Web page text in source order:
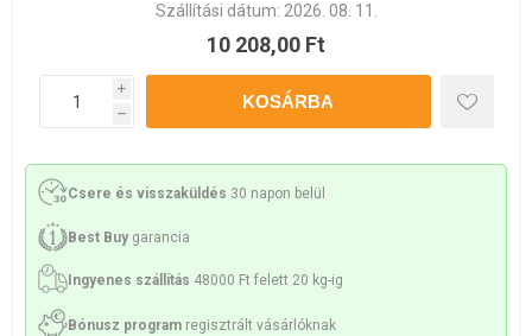
Szállítási dátum: 2026. 08. 11.
10 208,00 Ft
i
h
Csere és visszaküldés 30 napon belül
Best Buy garancia
Ingyenes szállítás 48000 Ft felett 20 kg-ig
Bónusz program regisztrált vásárlóknak